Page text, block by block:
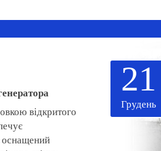
відкритого
оснащений
21
Грудень